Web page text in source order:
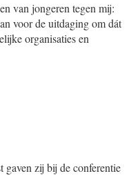
van jongeren tegen mij:
voor de uitdaging om dát
organisaties en
gaven zij bij de conferentie